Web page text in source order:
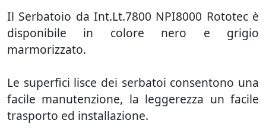
Il Serbatoio da Int.Lt.7800 NPI8000 Rototec è
disponibile in colore nero e grigio
marmorizzato.
Le superfici lisce dei serbatoi consentono una
facile manutenzione, la leggerezza un facile
trasporto ed installazione.